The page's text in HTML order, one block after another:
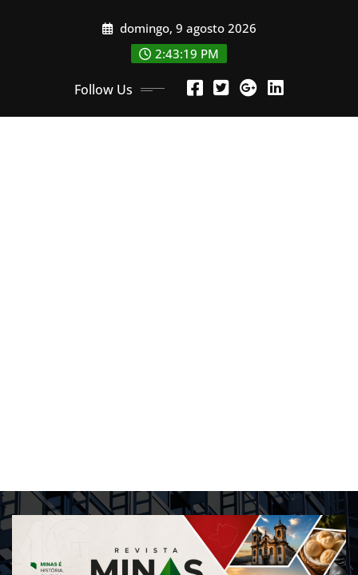
domingo, 9 agosto 2026
2:43:21 PM
Follow Us